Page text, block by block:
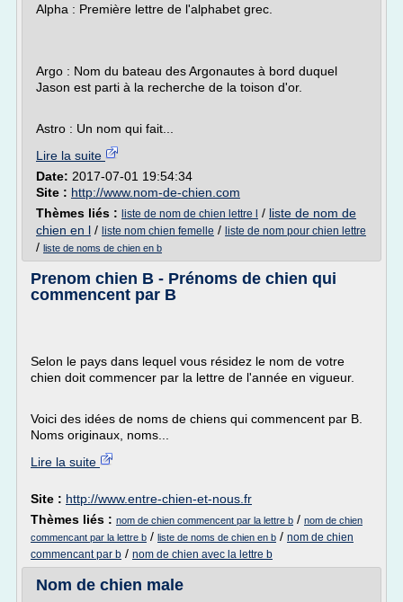
Alpha : Première lettre de l'alphabet grec.
Argo : Nom du bateau des Argonautes à bord duquel
Jason est parti à la recherche de la toison d'or.
Astro : Un nom qui fait...
Lire la suite
Date: 2017-07-01 19:54:34
Site : http://www.nom-de-chien.com
Thèmes liés : liste de nom de chien lettre l / liste de nom de
chien en l / liste nom chien femelle / liste de nom pour chien lettre
/ liste de noms de chien en b
Prenom chien B - Prénoms de chien qui
commencent par B
Selon le pays dans lequel vous résidez le nom de votre
chien doit commencer par la lettre de l'année en vigueur.
Voici des idées de noms de chiens qui commencent par B.
Noms originaux, noms...
Lire la suite
Site : http://www.entre-chien-et-nous.fr
Thèmes liés : nom de chien commencent par la lettre b / nom de chien
commencant par la lettre b / liste de noms de chien en b / nom de chien
commencant par b / nom de chien avec la lettre b
Nom de chien male